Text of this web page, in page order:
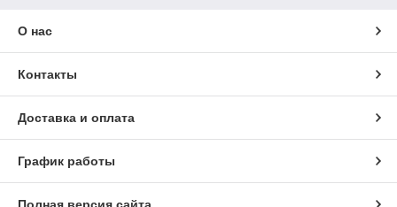
О нас
Контакты
Доставка и оплата
График работы